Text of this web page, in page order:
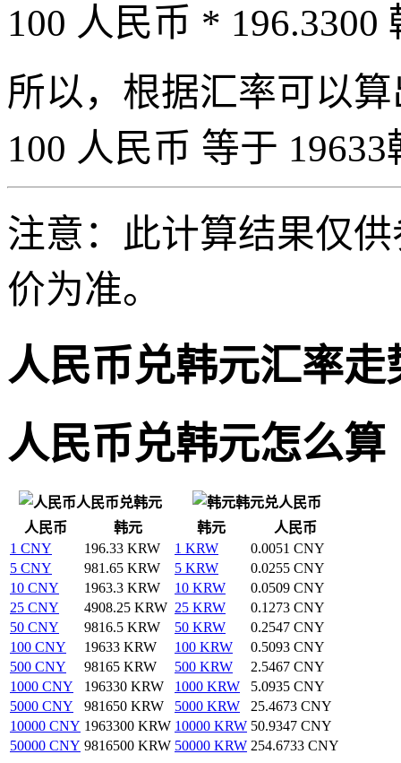
100 人民币 * 196.3300
所以，根据汇率可以
100 人民币 等于
注意：此计算结果仅
价为准。
人民币兑韩元汇率走
人民币兑韩元怎么算
人民币兑韩元
韩元兑人民币
人民币
韩元 韩元
人民币
1 CNY
196.33 KRW 1 KRW
0.0051 CNY
5 CNY
981.65 KRW 5 KRW
0.0255 CNY
10 CNY
1963.3 KRW 10 KRW
0.0509 CNY
25 CNY
4908.25 KRW 25 KRW
0.1273 CNY
50 CNY
9816.5 KRW 50 KRW
0.2547 CNY
100 CNY
19633 KRW 100 KRW
0.5093 CNY
500 CNY
98165 KRW 500 KRW
2.5467 CNY
1000 CNY
196330 KRW 1000 KRW
5.0935 CNY
5000 CNY
981650 KRW 5000 KRW
25.4673 CNY
10000 CNY 1963300 KRW 10000 KRW 50.9347 CNY
50000 CNY 9816500 KRW 50000 KRW 254.6733 CNY